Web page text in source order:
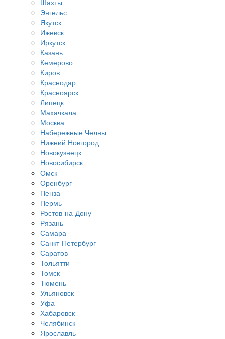
Шахты
Энгельс
Якутск
Ижевск
Иркутск
Казань
Кемерово
Киров
Краснодар
Красноярск
Липецк
Махачкала
Москва
Набережные Челны
Нижний Новгород
Новокузнецк
Новосибирск
Омск
Оренбург
Пенза
Пермь
Ростов-на-Дону
Рязань
Самара
Санкт-Петербург
Саратов
Тольятти
Томск
Тюмень
Ульяновск
Уфа
Хабаровск
Челябинск
Ярославль